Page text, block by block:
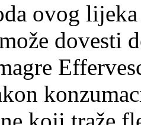
ovog
dovesti